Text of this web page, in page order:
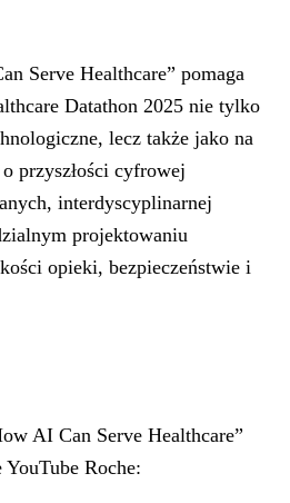
Serve Healthcare” pomaga
Datathon 2025 nie tylko
lecz także jako na
przyszłości cyfrowej
interdyscyplinarnej
projektowaniu
opieki, bezpieczeństwie i
AI Can Serve Healthcare”
Roche: